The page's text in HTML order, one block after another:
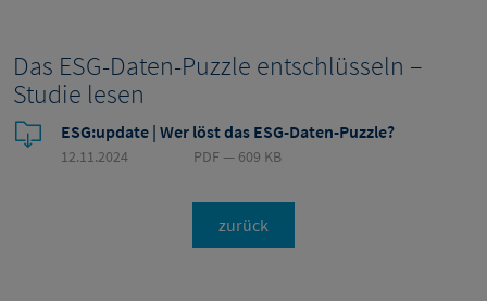
Das ESG-Daten-Puzzle entschlüsseln –
Studie lesen
ESG:update | Wer löst das ESG-Daten-Puzzle?
12.11.2024 PDF — 609 KB
zurück